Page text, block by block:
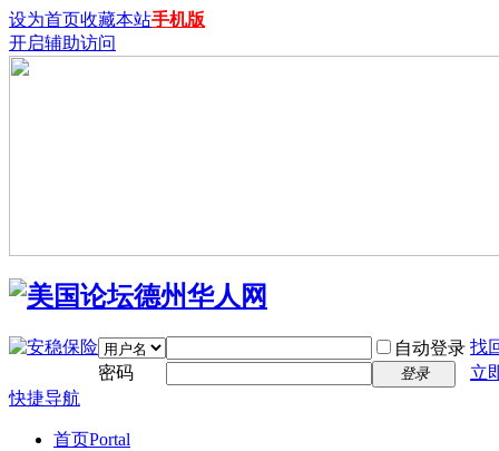
设为首页收藏本站手机版
开启辅助访问
自动登录 找
密码
登录
立
快捷导航
首页Portal